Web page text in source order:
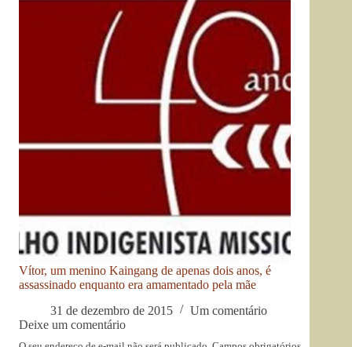
Vítor, um menino Kaingang de apenas dois anos, é
assassinado enquanto era amamentado pela mãe
31 de dezembro de 2015
Um comentário
Deixe um comentário